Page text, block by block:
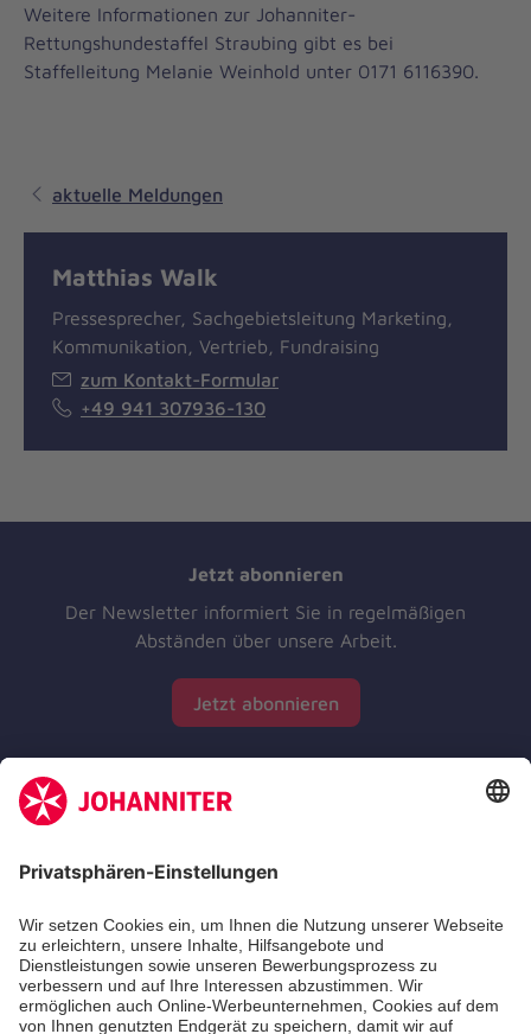
Weitere Informationen zur Johanniter-
Rettungshundestaffel Straubing gibt es bei
Staffelleitung Melanie Weinhold unter 0171 6116390.
aktuelle Meldungen
Matthias Walk
Pressesprecher, Sachgebietsleitung Marketing,
Kommunikation, Vertrieb, Fundraising
zum Kontakt-Formular
+49 941 307936-130
Jetzt abonnieren
Der Newsletter informiert Sie in regelmäßigen
Abständen über unsere Arbeit.
Jetzt abonnieren
Zertifizierung der Johanniter-Unfall-Hilfe e.V.
Die Johanniter GmbH führt das Spendenzertifikat
des Deutschen Spendenrats e.V.